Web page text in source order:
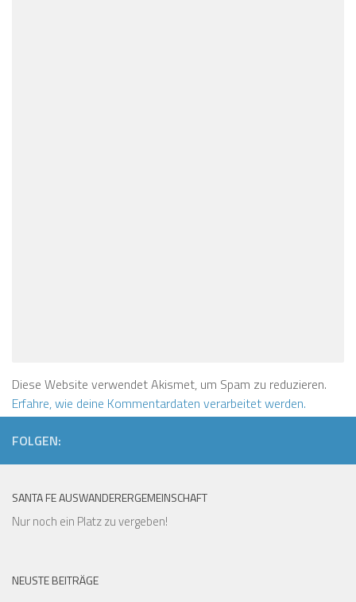
Diese Website verwendet Akismet, um Spam zu reduzieren.
Erfahre, wie deine Kommentardaten verarbeitet werden.
FOLGEN:
SANTA FE AUSWANDERERGEMEINSCHAFT
Nur noch ein Platz zu vergeben!
NEUSTE BEITRÄGE